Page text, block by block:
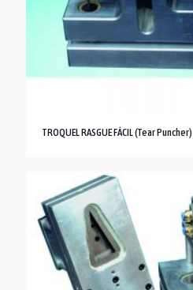
TROQUEL RASGUE FÁCIL (Tear Puncher)